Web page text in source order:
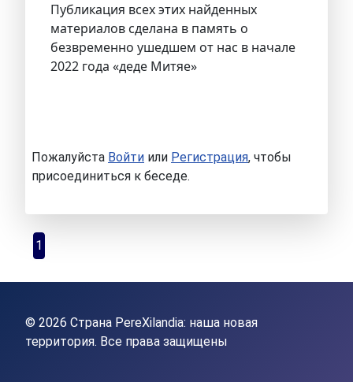
Публикация всех этих найденных
материалов сделана в память о
безвременно ушедшем от нас в начале
2022 года «деде Митяе»
Пожалуйста Войти или Регистрация, чтобы
присоединиться к беседе.
1
© 2026 Страна PereXilandia: наша новая
территория. Все права защищены